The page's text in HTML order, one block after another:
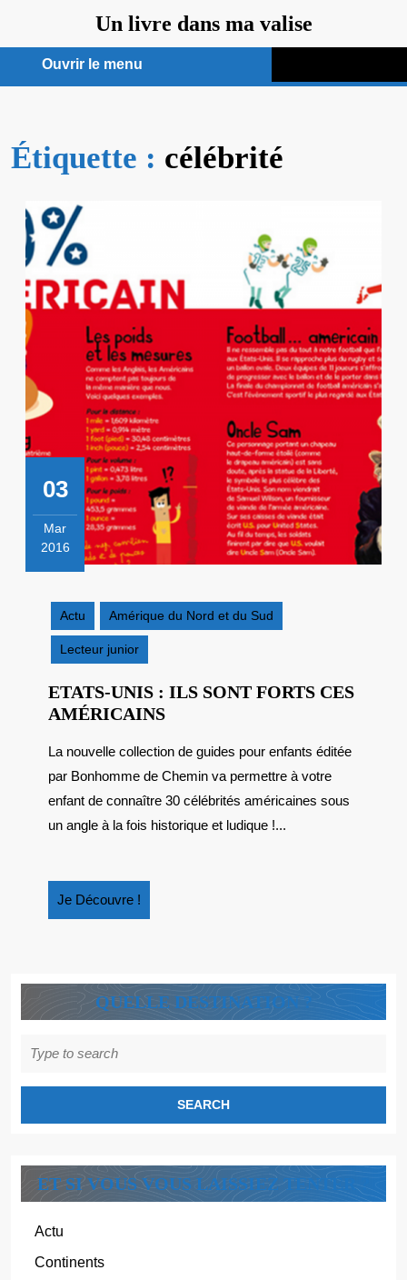
contenu
Un livre dans ma valise
Ouvrir le menu
menu
Étiquette : célébrité
03
Mar
2016
2016
Actu
Amérique du Nord et du Sud
Lecteur junior
ETATS-UNIS : ILS SONT FORTS CES
AMÉRICAINSETATS-
:
ILS
SONT
FORTS
La nouvelle collection de guides pour enfants éditée
par Bonhomme de Chemin va permettre à votre
enfant de connaître 30 célébrités américaines sous
un angle à la fois historique et ludique !...
Je Découvre !
Découvre
QUELLE DESTINATION ?
for:
ET SI VOUS VOUS LAISSIEZ TENTER ?
Actu
Continents